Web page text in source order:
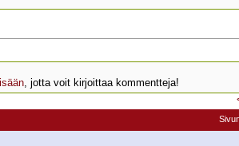
, jotta voit kirjoittaa kommentteja!